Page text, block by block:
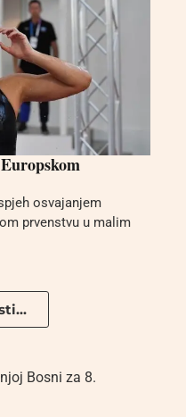
osvajanjem
prvenstvu u malim
Bosni za 8.